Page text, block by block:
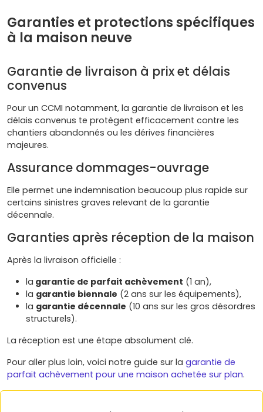
Garanties et protections spécifiques
à la maison neuve
Garantie de livraison à prix et délais
convenus
Pour un CCMI notamment, la garantie de livraison et les
délais convenus te protègent efficacement contre les
chantiers abandonnés ou les dérives financières
majeures.
Assurance dommages-ouvrage
Elle permet une indemnisation beaucoup plus rapide sur
certains sinistres graves relevant de la garantie
décennale.
Garanties après réception de la maison
Après la livraison officielle :
la garantie de parfait achèvement (1 an),
la garantie biennale (2 ans sur les équipements),
la garantie décennale (10 ans sur les gros désordres
structurels).
La réception est une étape absolument clé.
Pour aller plus loin, voici notre guide sur la garantie de
parfait achèvement pour une maison achetée sur plan.